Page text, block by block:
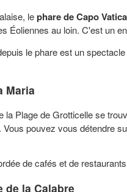
lephare de Capo
Éoliennes au loin. C'est un
le phare est un
Maria
la Plage de Grotticelle se
Vous pouvez vous détendre
de cafés et de
de la Calabre